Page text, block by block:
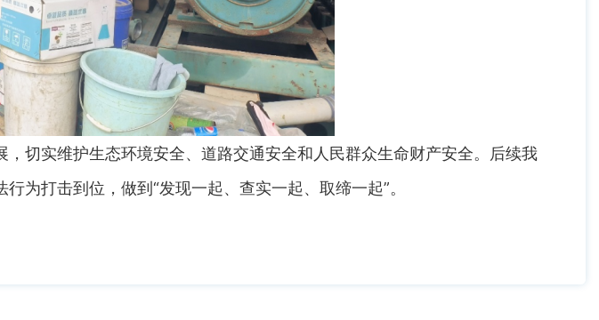
实维护生态环境安全、道路交通安全和人民群众生命财产安全。后续我
为打击到位，做到“发现一起、查实一起、取缔一起”。